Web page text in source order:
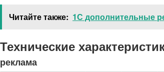
Читайте также: 1С дополнительные
Технические
реклама